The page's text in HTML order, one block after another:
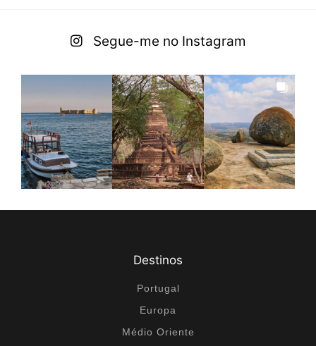
Segue-me no Instagram
Destinos
Portugal
Europa
Médio Oriente